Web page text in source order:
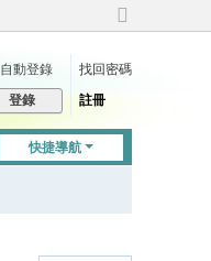
切
到
自動登錄
找回密碼
登錄 註冊
快捷導航